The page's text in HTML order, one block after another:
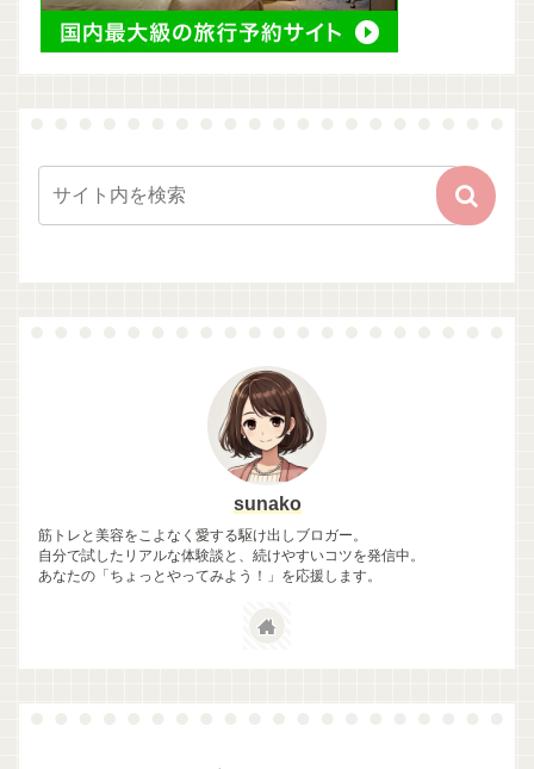
sunako
筋トレと美容をこよなく愛する駆け出しブロガー。
自分で試したリアルな体験談と、続けやすいコツを発信中。
あなたの「ちょっとやってみよう！」を応援します。